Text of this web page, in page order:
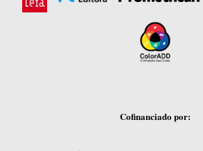
Cofinanciado por: